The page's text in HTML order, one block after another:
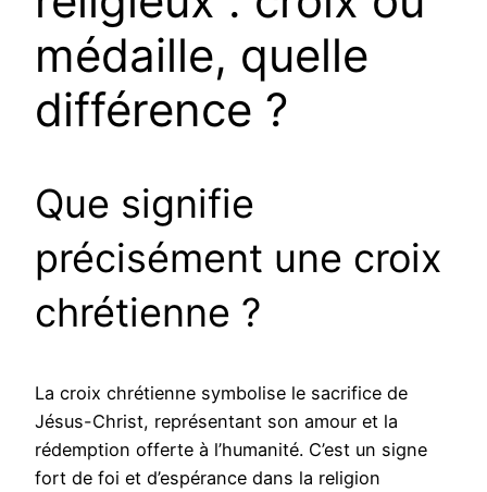
médaille, quelle
différence ?
Que signifie
précisément une croix
chrétienne ?
La croix chrétienne symbolise le sacrifice de
Jésus-Christ, représentant son amour et la
rédemption offerte à l’humanité. C’est un signe
fort de foi et d’espérance dans la religion